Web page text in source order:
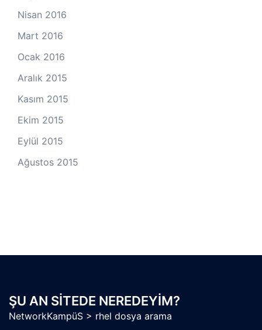
Nisan 2016
Mart 2016
Ocak 2016
Aralık 2015
Kasım 2015
Ekim 2015
Eylül 2015
Ağustos 2015
ŞU AN SITEDE NEREDEYIM?
NetworkKampüS > rhel dosya arama